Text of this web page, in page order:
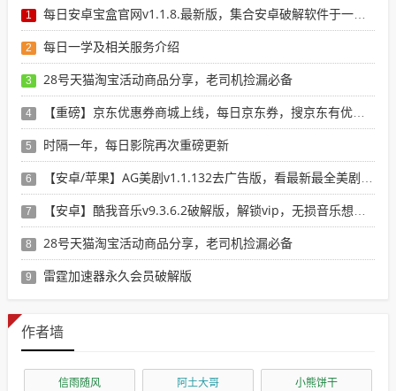
1 每日安卓宝盒官网v1.1.8.最新版，集合安卓破解软件于一体，新增全网搜索引擎
2 每日一学及相关服务介绍
3 28号天猫淘宝活动商品分享，老司机捡漏必备
4 【重磅】京东优惠券商城上线，每日京东券，搜京东有优惠的商品
5 时隔一年，每日影院再次重磅更新
6 【安卓/苹果】AG美剧v1.1.132去广告版，看最新最全美剧选这个就行了！
7 【安卓】酷我音乐v9.3.6.2破解版，解锁vip，无损音乐想下就下！
8 28号天猫淘宝活动商品分享，老司机捡漏必备
9 雷霆加速器永久会员破解版
作者墙
信雨随风 阿土大哥 小熊饼干